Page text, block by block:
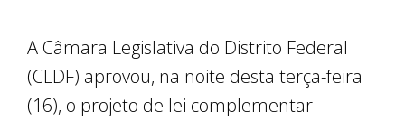
A Câmara Legislativa do Distrito Federal
(CLDF) aprovou, na noite desta terça-feira
(16), o projeto de lei complementar